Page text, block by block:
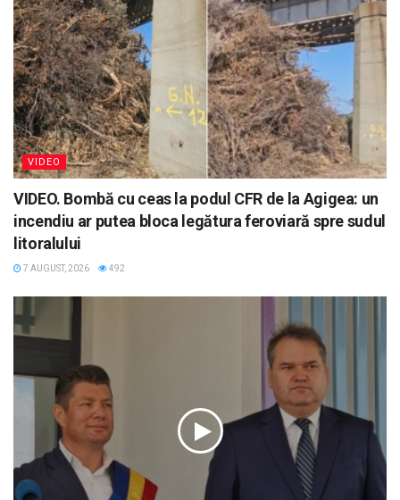
VIDEO
VIDEO. Bombă cu ceas la podul CFR de la Agigea: un
incendiu ar putea bloca legătura feroviară spre sudul
litoralului
7 AUGUST, 2026 492